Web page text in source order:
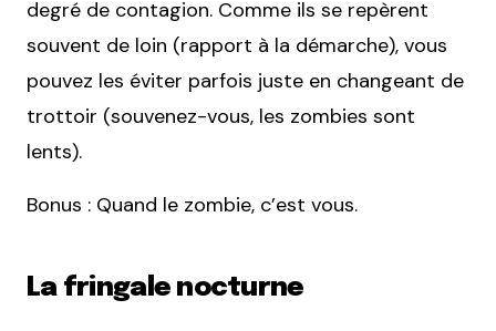
degré de contagion. Comme ils se repèrent
souvent de loin (rapport à la démarche), vous
pouvez les éviter parfois juste en changeant de
trottoir (souvenez-vous, les zombies sont
lents).
Bonus : Quand le zombie, c’est vous.
La fringale nocturne